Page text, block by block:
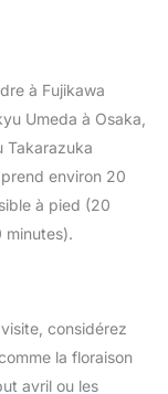
à Fujikawa
Umeda à Osaka,
Takarazuka
prend environ 20
à pied (20
minutes).
considérez
la floraison
avril ou les